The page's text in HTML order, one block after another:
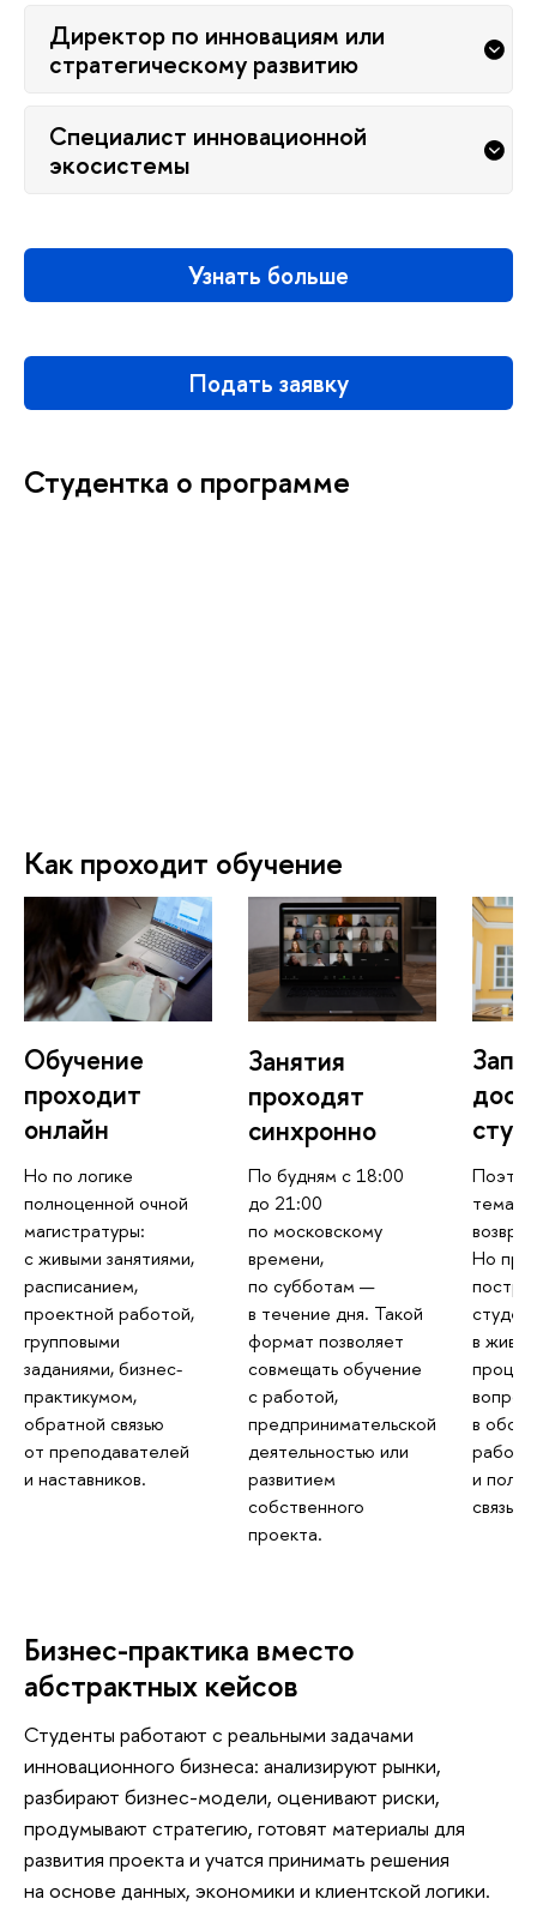
Директор по инновациям или
стратегическому развитию
Специалист инновационной
экосистемы
Узнать больше
Подать заявку
Студентка о программе
Как проходит обучение
Обучение
проходит
онлайн
Но по логике
полноценной очной
магистратуры:
с живыми занятиями,
расписанием,
проектной работой,
рупповыми
заданиями, бизнес-
практикумом,
обратной связью
от преподавателей
и наставников.
Занятия
проходят
синхронно
По будням с 18:00
до 21:00
по московскому
ремени,
по субботам —
течение дня. Такой
формат позволяет
совмещать обучение
с работой,
предпринимательской
деятельностью или
развитием
собственного
проекта.
темам
Но
живой
и
связь.
Бизнес-практика вместо
абстрактных кейсо
Студенты работают с реальными задачами
инновационного бизнеса: анализируют рынки,
разбирают бизнес-модели, оценивают риски,
продумывают стратегию, готовят материалы для
развития проекта и учатся принимать решения
на основе данных, экономики и клиентской логики.